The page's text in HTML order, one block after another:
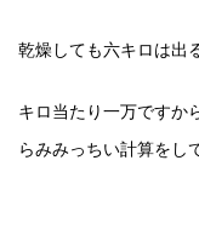
乾燥しても六キロは出
キロ当たり一万ですか
らみみっちい計算をし